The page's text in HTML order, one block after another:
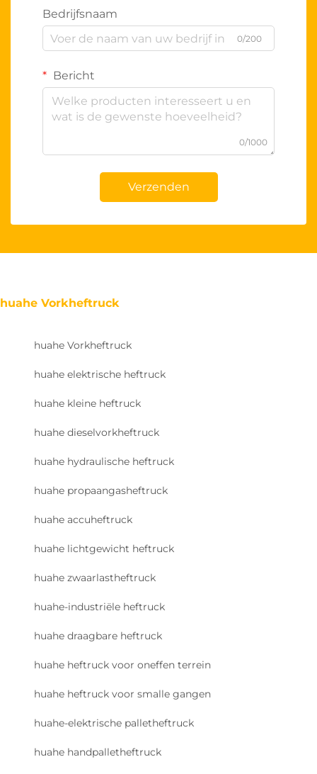
Bedrijfsnaam
0/200
Bericht
0/1000
Verzenden
huahe Vorkheftruck
huahe Vorkheftruck
huahe elektrische heftruck
huahe kleine heftruck
huahe dieselvorkheftruck
huahe hydraulische heftruck
huahe propaangasheftruck
huahe accuheftruck
huahe lichtgewicht heftruck
huahe zwaarlastheftruck
huahe-industriële heftruck
huahe draagbare heftruck
huahe heftruck voor oneffen terrein
huahe heftruck voor smalle gangen
huahe-elektrische palletheftruck
huahe handpalletheftruck